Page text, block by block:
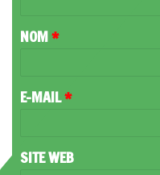
A
R
NOM*
E-MAIL*
SITE WEB